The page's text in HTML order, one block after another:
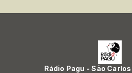
Rádio Pagu - São